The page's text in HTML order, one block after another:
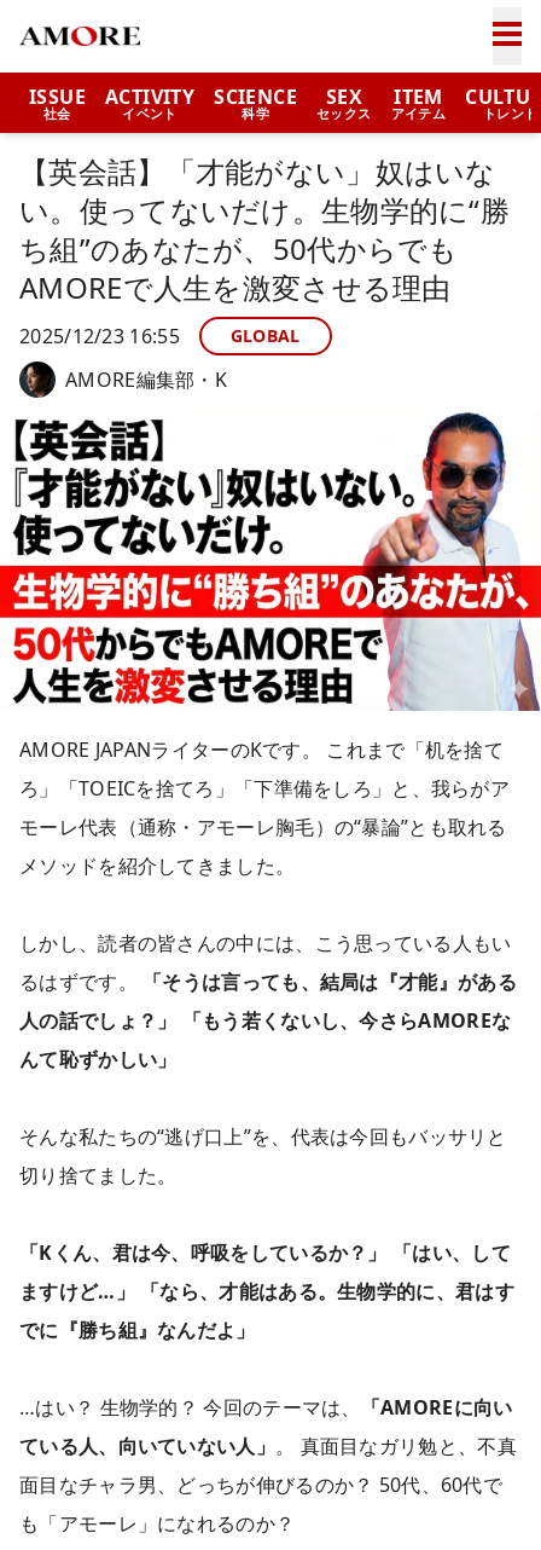
ISSUE
社会
ACTIVITY
イベント
SCIENCE
科学
SEX
セックス
ITEM
アイテム トレンド
【英会話】「才能がない」奴はいな
い。使ってないだけ。生物学的に“勝
ち組”のあなたが、50代からでも
AMOREで人生を激変させる理由
2025/12/23 16:55 GLOBAL
AMORE編集部・K
AMORE JAPANライターのKです。 これまで「机を捨て
ろ」「TOEICを捨てろ」「下準備をしろ」と、我らがア
モーレ代表（通称・アモーレ胸毛）の“暴論”とも取れる
メソッドを紹介してきました。
しかし、読者の皆さんの中には、こう思っている人もい
るはずです。
「そうは言っても、結局は『才能』がある
人の話でしょ？」
「もう若くないし、今さらAMOREな
んて恥ずかしい」
そんな私たちの“逃げ口上”を、代表は今回もバッサリと
切り捨てました。
「Kくん、君は今、呼吸をしているか？」
「はい、して
ますけど…」
「なら、才能はある。生物学的に、君はす
でに『勝ち組』なんだよ」
…はい？ 生物学的？ 今回のテーマは、
「AMOREに向い
ている人、向いていない人」 。 真面目なガリ勉と、不真
面目なチャラ男、どっちが伸びるのか？ 50代、60代で
も「アモーレ」になれるのか？